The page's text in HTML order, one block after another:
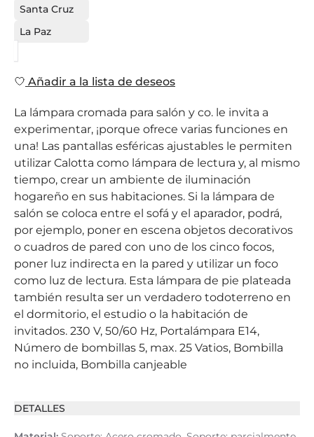
Santa Cruz
La Paz
Añadir a la lista de deseos
La lámpara cromada para salón y co. le invita a
experimentar, ¡porque ofrece varias funciones en
una! Las pantallas esféricas ajustables le permiten
utilizar Calotta como lámpara de lectura y, al mismo
tiempo, crear un ambiente de iluminación
hogareño en sus habitaciones. Si la lámpara de
salón se coloca entre el sofá y el aparador, podrá,
por ejemplo, poner en escena objetos decorativos
o cuadros de pared con uno de los cinco focos,
poner luz indirecta en la pared y utilizar un foco
como luz de lectura. Esta lámpara de pie plateada
también resulta ser un verdadero todoterreno en
el dormitorio, el estudio o la habitación de
invitados. 230 V, 50/60 Hz, Portalámpara E14,
Número de bombillas 5, max. 25 Vatios, Bombilla
no incluida, Bombilla canjeable
DETALLES